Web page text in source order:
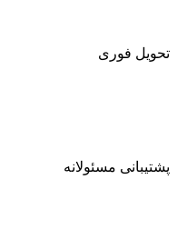
تحویل فوری
پشتیبانی مسئولانه